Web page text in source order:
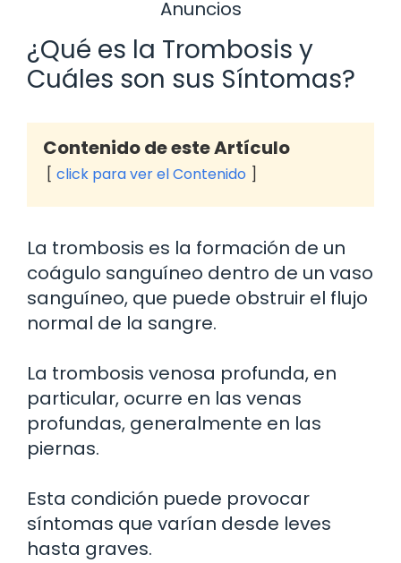
Anuncios
¿Qué es la Trombosis y
Cuáles son sus Síntomas?
Contenido de este Artículo
click para ver el Contenido
La trombosis es la formación de un
coágulo sanguíneo dentro de un vaso
sanguíneo, que puede obstruir el flujo
normal de la sangre.
La trombosis venosa profunda, en
particular, ocurre en las venas
profundas, generalmente en las
piernas.
Esta condición puede provocar
síntomas que varían desde leves
hasta graves.